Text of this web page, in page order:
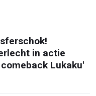
in actie
Lukaku'